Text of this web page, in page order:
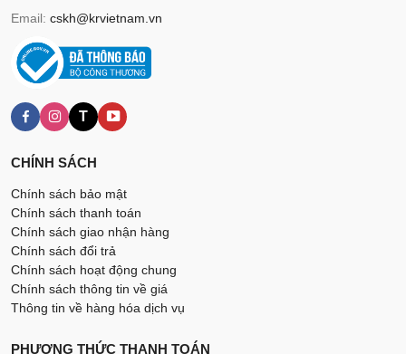
Email: cskh@krvietnam.vn
T
CHÍNH SÁCH
Chính sách bảo mật
Chính sách thanh toán
Chính sách giao nhận hàng
Chính sách đổi trả
Chính sách hoạt động chung
Chính sách thông tin về giá
Thông tin về hàng hóa dịch vụ
PHƯƠNG THỨC THANH TOÁN